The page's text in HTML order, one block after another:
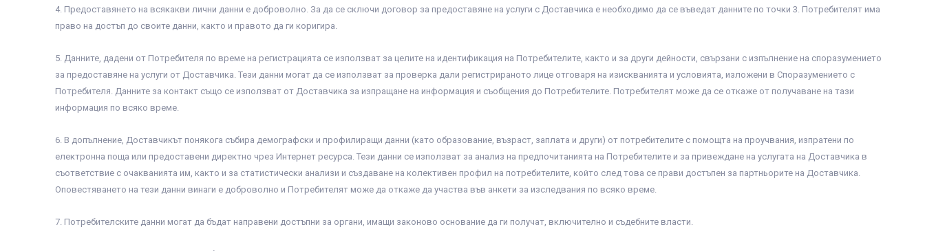
4. Предоставянето на всякакви лични данни е доброволно. За да се сключи договор за предоставяне на услуги с Доставчика е необходимо да се въведат данните по точки 3. Потребителят има
право на достъп до своите данни, както и правото да ги коригира.
5. Данните, дадени от Потребителя по време на регистрацията се използват за целите на идентификация на Потребителите, както и за други дейности, свързани с изпълнение на споразумението
за предоставяне на услуги от Доставчика. Тези данни могат да се използват за проверка дали регистрираното лице отговаря на изискванията и условията, изложени в Споразумението с
Потребителя. Данните за контакт също се използват от Доставчика за изпращане на информация и съобщения до Потребителите. Потребителят може да се откаже от получаване на тази
информация по всяко време.
6. В допълнение, Доставчикът понякога събира демографски и профилиращи данни (като образование, възраст, заплата и други) от потребителите с помощта на проучвания, изпратени по
електронна поща или предоставени директно чрез Интернет ресурса. Тези данни се използват за анализ на предпочитанията на Потребителите и за привеждане на услугата на Доставчика в
съответствие с очакванията им, както и за статистически анализи и създаване на колективен профил на потребителите, който след това се прави достъпен за партньорите на Доставчика.
Оповестяването на тези данни винаги е доброволно и Потребителят може да откаже да участва във анкети за изследвания по всяко време.
7. Потребителските данни могат да бъдат направени достъпни за органи, имащи законово основание да ги получат, включително и съдебните власти.